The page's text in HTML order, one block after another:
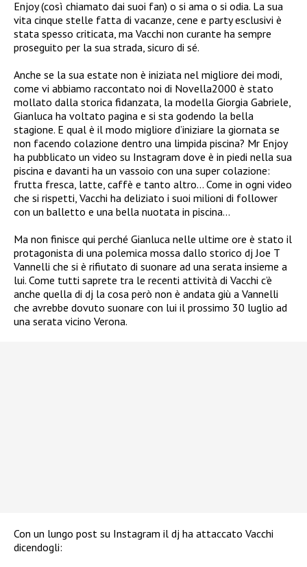
Enjoy (così chiamato dai suoi fan) o si ama o si odia. La sua
vita cinque stelle fatta di vacanze, cene e party esclusivi è
stata spesso criticata, ma Vacchi non curante ha sempre
proseguito per la sua strada, sicuro di sé.
Anche se la sua estate non è iniziata nel migliore dei modi,
come vi abbiamo raccontato noi di Novella2000 è stato
mollato dalla storica fidanzata, la modella Giorgia Gabriele,
Gianluca ha voltato pagina e si sta godendo la bella
stagione. E qual è il modo migliore d’iniziare la giornata se
non facendo colazione dentro una limpida piscina? Mr Enjoy
ha pubblicato un video su Instagram dove è in piedi nella sua
piscina e davanti ha un vassoio con una super colazione:
frutta fresca, latte, caffè e tanto altro… Come in ogni video
che si rispetti, Vacchi ha deliziato i suoi milioni di follower
con un balletto e una bella nuotata in piscina…
Ma non finisce qui perché Gianluca nelle ultime ore è stato il
protagonista di una polemica mossa dallo storico dj Joe T
Vannelli che si è rifiutato di suonare ad una serata insieme a
lui. Come tutti saprete tra le recenti attività di Vacchi c’è
anche quella di dj la cosa però non è andata giù a Vannelli
che avrebbe dovuto suonare con lui il prossimo 30 luglio ad
una serata vicino Verona.
Con un lungo post su Instagram il dj ha attaccato Vacchi
dicendogli: